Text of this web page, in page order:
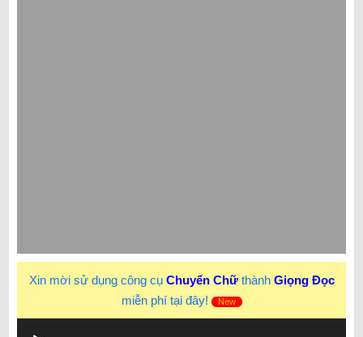
Xin mời sử dụng công cụ Chuyển Chữthành Giọng Đọc
miễn phí tại đây!
New